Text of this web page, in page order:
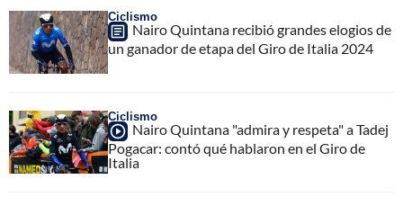
Ciclismo
Nairo Quintana recibió grandes elogios de
un ganador de etapa del Giro de Italia 2024
Ciclismo
Nairo Quintana "admira y respeta" a Tadej
Pogacar: contó qué hablaron en el Giro de
Italia